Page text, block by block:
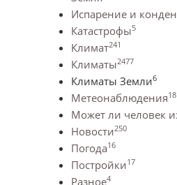
Испарение и
Катастрофы5
Климат241
Климаты2477
Климаты Земли6
Метеонаблюдения18
Может ли человек
Новости250
Погода16
Постройки17
Разное4